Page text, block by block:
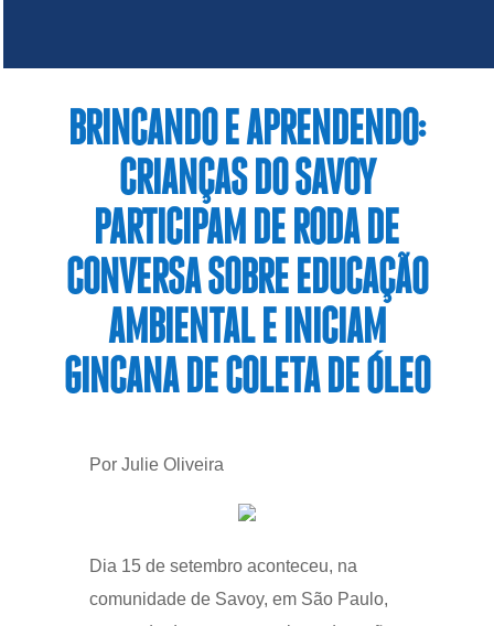
BRINCANDO E APRENDENDO:
CRIANÇAS DO SAVOY
PARTICIPAM DE RODA DE
CONVERSA SOBRE EDUCAÇÃO
AMBIENTAL E INICIAM
GINCANA DE COLETA DE ÓLEO
Por Julie Oliveira
Dia 15 de setembro aconteceu, na
comunidade de Savoy, em São Paulo,